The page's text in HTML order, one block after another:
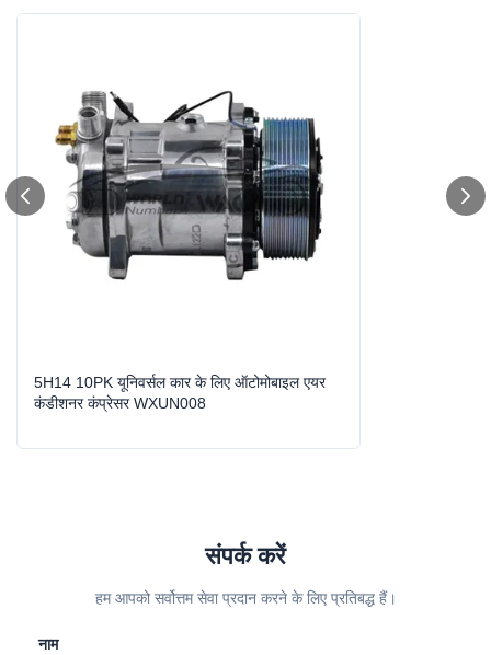
Size:
Car Make:
Voltage: 12V
Grooves:
Compressor Type:
5H14 10PK यूनिवर्सल कार के लिए ऑटोमोबाइल एयर
कंडीशनर कंप्रेसर WXUN008
संपर्क करें
हम आपको सर्वोत्तम सेवा प्रदान करने के लिए प्रतिबद्ध हैं।
नाम